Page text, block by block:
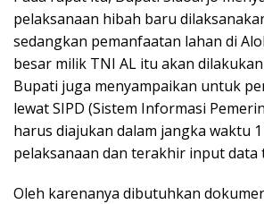
pelaksanaan hibah baru
sedangkan pemanfaatan lahan di
besar milik TNI AL itu akan
Bupati juga menyampaikan untuk
lewat SIPD (Sistem Informasi
harus diajukan dalam jangka waktu
pelaksanaan dan terakhir input data
Oleh karenanya dibutuhkan